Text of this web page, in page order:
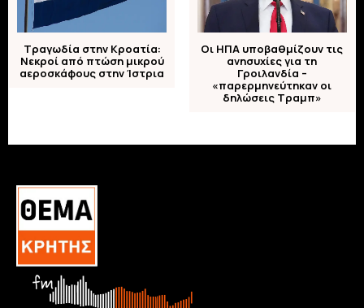
Τραγωδία στην Κροατία:
Νεκροί από πτώση μικρού
αεροσκάφους στην Ίστρια
Οι ΗΠΑ υποβαθμίζουν τις
ανησυχίες για τη
Γροιλανδία –
«παρερμηνεύτηκαν οι
δηλώσεις Τραμπ»